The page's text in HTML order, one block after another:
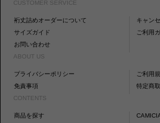
CUSTOMER SERVICE
裄丈詰めオーダーについて
キャン
サイズガイド
ご利用
お問い合わせ
ABOUT US
プライバシーポリシー
ご利用
免責事項
特定商
CONTENTS
商品を探す